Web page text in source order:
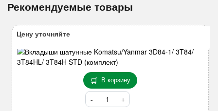
Рекомендуемые товары
В корзину
Количество
товара
Цену уточняйте